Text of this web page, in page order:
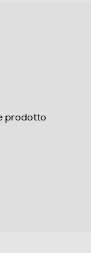
prodotto